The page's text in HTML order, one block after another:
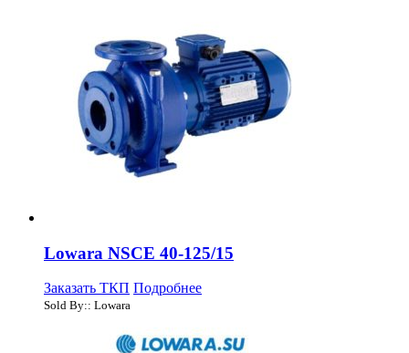
Lowara NSCE 40-125/15
Заказать ТКП Подробнее
Sold By:: Lowara